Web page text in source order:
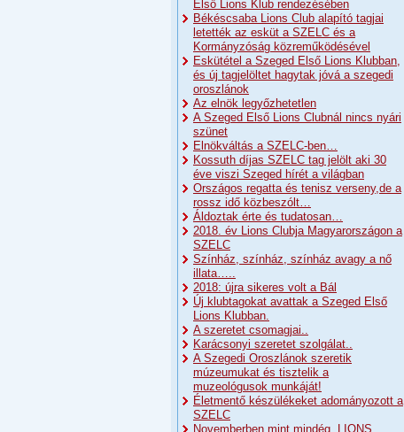
Első Lions Klub rendezésében
Békéscsaba Lions Club alapító tagjai
letették az esküt a SZELC és a
Kormányzóság közreműködésével
Eskütétel a Szeged Első Lions Klubban,
és új tagjelöltet hagytak jóvá a szegedi
oroszlánok
Az elnök legyőzhetetlen
A Szeged Első Lions Clubnál nincs nyári
szünet
Elnökváltás a SZELC-ben…
Kossuth díjas SZELC tag jelölt aki 30
éve viszi Szeged hírét a világban
Országos regatta és tenisz verseny,de a
rossz idő közbeszólt…
Áldoztak érte és tudatosan…
2018. év Lions Clubja Magyarországon a
SZELC
Színház, színház, színház avagy a nő
illata…..
2018: újra sikeres volt a Bál
Új klubtagokat avattak a Szeged Első
Lions Klubban.
A szeretet csomagjai..
Karácsonyi szeretet szolgálat..
A Szegedi Oroszlánok szeretik
múzeumukat és tisztelik a
muzeológusok munkáját!
Életmentő készülékeket adományozott a
SZELC
Novemberben mint mindég, LIONS